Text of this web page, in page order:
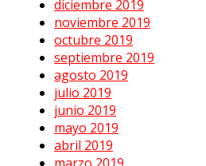
diciembre 2019
noviembre 2019
octubre 2019
septiembre 2019
agosto 2019
julio 2019
junio 2019
mayo 2019
abril 2019